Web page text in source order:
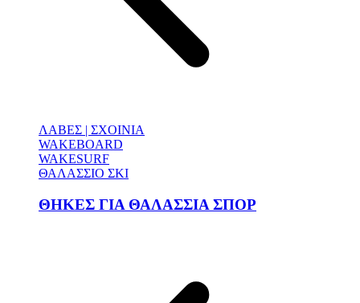
ΛΑΒΕΣ | ΣΧΟΙΝΙΑ
WAKEBOARD
WAKESURF
ΘΑΛΑΣΣΙΟ ΣΚΙ
ΘΗΚΕΣ ΓΙΑ ΘΑΛΑΣΣΙΑ ΣΠΟΡ